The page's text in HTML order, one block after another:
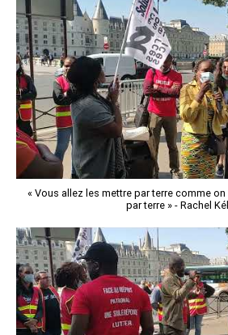
« Vous allez les mettre par terre comme on
par terre » - Rachel